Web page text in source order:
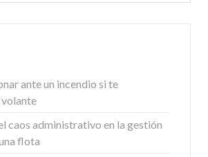
ante un incendio si te
volante
caos administrativo en la gestión
flota